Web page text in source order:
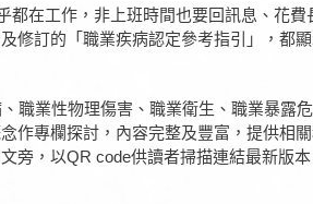
在工作，非上班時間也要回訊息、花費
修訂的「職業疾病認定參考指引」，都
職業性物理傷害、職業衛生、職業暴露
作專欄探討，內容完整及豐富，提供相
旁，以QR code供讀者掃描連結最新版本